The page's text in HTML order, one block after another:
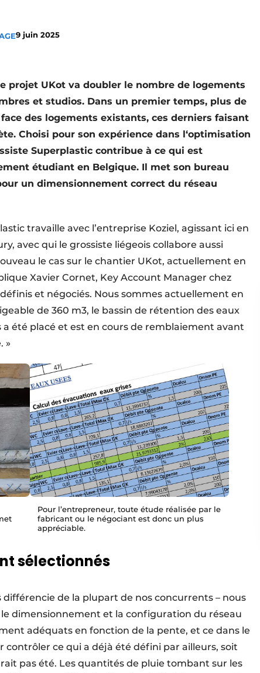
9 juin 2025
projet UKot va doubler le nombre de logements
et studios. Dans un premier temps, plus de
des logements existants, ces derniers faisant
Choisi pour son expérience dans l‘optimisation
Superplastic contribue à ce qui est
étudiant en Belgique. Il met son bureau
un dimensionnement correct du réseau
travaille avec l’entreprise Koziel, agissant ici en
avec qui le grossiste liégeois collabore aussi
le cas sur le chantier UKot, actuellement en
Xavier Cornet, Key Account Manager chez
et négociés. Nous sommes actuellement en
de 360 m3, le bassin de rétention des eaux
été placé et est en cours de remblaiement avant
»
Pour l’entrepreneur, toute étude réalisée par le
fabricant ou le négociant est donc un plus
appréciable.
sélectionnés
différencie de la plupart de nos concurrents – nous
dimensionnement et la configuration du réseau
adéquats en fonction de la pente, et ce dans le
contrôler ce qui a déjà été défini par ailleurs, soit
pas été. Les quantités de pluie tombant sur les